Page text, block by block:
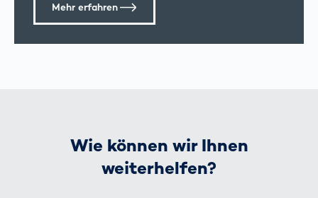
Mehr erfahren
Wie können wir Ihnen
weiterhelfen?